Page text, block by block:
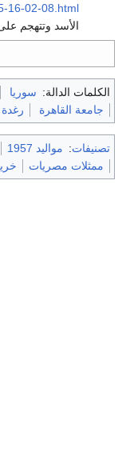
15-16-02-08.html
الأسد وتتهجم على
الكلمات الدالة: سوريا
جامعة القاهرة
رغدة
تصنيفات: مواليد 1957
ممثلات مصريات
خريجو